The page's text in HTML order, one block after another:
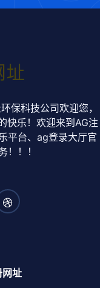
保科技公司欢迎您，
快乐！欢迎来到AG注
平台、ag登录大厅官
！！！
址